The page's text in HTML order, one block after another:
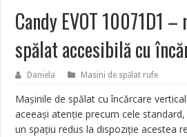
Candy EVOT 10071D1 –
spălat accesibilă cu
Daniela Masini de spălat rufe
Mașinile de spălat cu încărcare
aceeași atenție precum cele
un spațiu redus la dispoziție acestea